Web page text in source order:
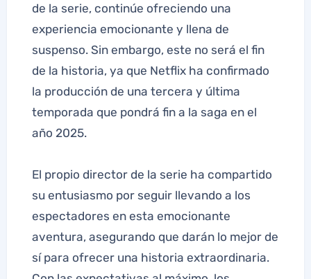
de la serie, continúe ofreciendo una
experiencia emocionante y llena de
suspenso. Sin embargo, este no será el fin
de la historia, ya que Netflix ha confirmado
la producción de una tercera y última
temporada que pondrá fin a la saga en el
año 2025.
El propio director de la serie ha compartido
su entusiasmo por seguir llevando a los
espectadores en esta emocionante
aventura, asegurando que darán lo mejor de
sí para ofrecer una historia extraordinaria.